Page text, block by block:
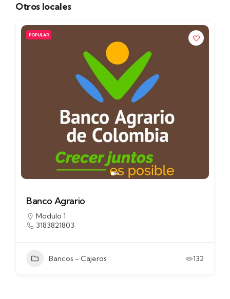
Otros locales
POPULAR
Banco Agrario
Modulo 1
3183821803
Bancos - Cajeros 132